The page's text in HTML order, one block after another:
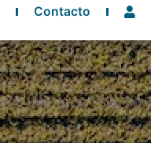
Contacto